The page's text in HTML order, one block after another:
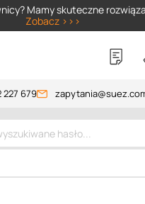
Mamy skuteczne
Zobacz >>>
227 679